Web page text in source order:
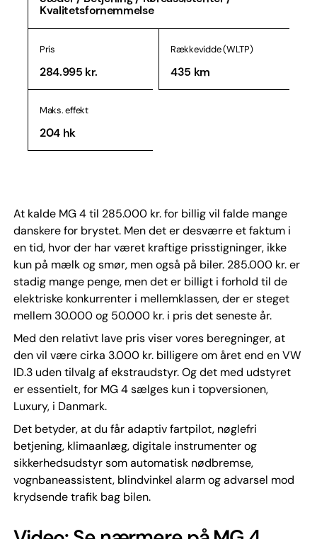
Kvalitetsfornemmelse
Pris
284.995 kr.
Rækkevidde (WLTP)
435 km
Maks. effekt
204 hk
At kalde MG 4 til 285.000 kr. for billig vil falde mange
danskere for brystet. Men det er desværre et faktum i
en tid, hvor der har været kraftige prisstigninger, ikke
kun på mælk og smør, men også på biler. 285.000 kr. er
stadig mange penge, men det er billigt i forhold til de
elektriske konkurrenter i mellemklassen, der er steget
mellem 30.000 og 50.000 kr. i pris det seneste år.
Med den relativt lave pris viser vores beregninger, at
den vil være cirka 3.000 kr. billigere om året end en VW
ID.3 uden tilvalg af ekstraudstyr. Og det med udstyret
er essentielt, for MG 4 sælges kun i topversionen,
Luxury, i Danmark.
Det betyder, at du får adaptiv fartpilot, nøglefri
betjening, klimaanlæg, digitale instrumenter og
sikkerhedsudstyr som automatisk nødbremse,
vognbaneassistent, blindvinkel alarm og advarsel mod
krydsende trafik bag bilen.